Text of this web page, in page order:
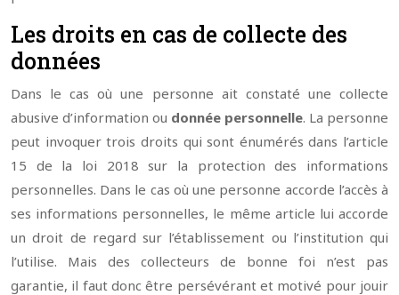
Les droits en cas de collecte des
données
Dans le cas où une personne ait constaté une collecte
abusive d’information ou donnée personnelle. La personne
peut invoquer trois droits qui sont énumérés dans l’article
15 de la loi 2018 sur la protection des informations
personnelles. Dans le cas où une personne accorde l’accès à
ses informations personnelles, le même article lui accorde
un droit de regard sur l’établissement ou l’institution qui
l’utilise. Mais des collecteurs de bonne foi n’est pas
garantie, il faut donc être persévérant et motivé pour jouir